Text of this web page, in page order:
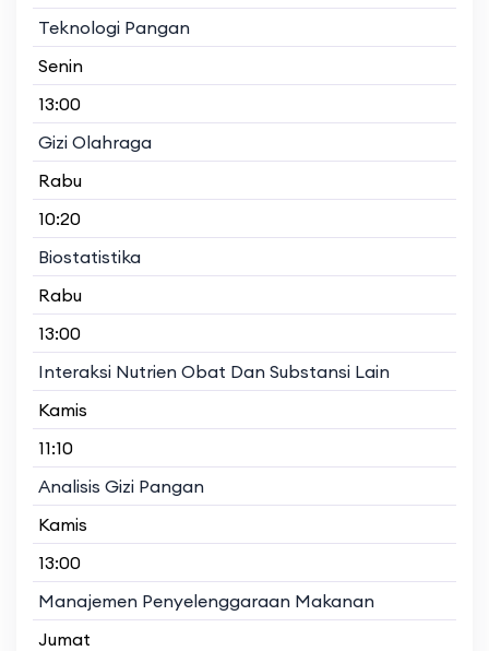
Teknologi Pangan
Senin
13:00
Gizi Olahraga
Rabu
10:20
Biostatistika
Rabu
13:00
Interaksi Nutrien Obat Dan Substansi Lain
Kamis
11:10
Analisis Gizi Pangan
Kamis
13:00
Manajemen Penyelenggaraan Makanan
Jumat